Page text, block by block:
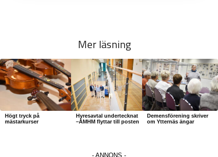
Mer läsning
Högt tryck på
mästarkurser
Hyresavtal undertecknat
–ÅMHM flyttar till posten
Demensförening skriver
om Ytternäs ängar